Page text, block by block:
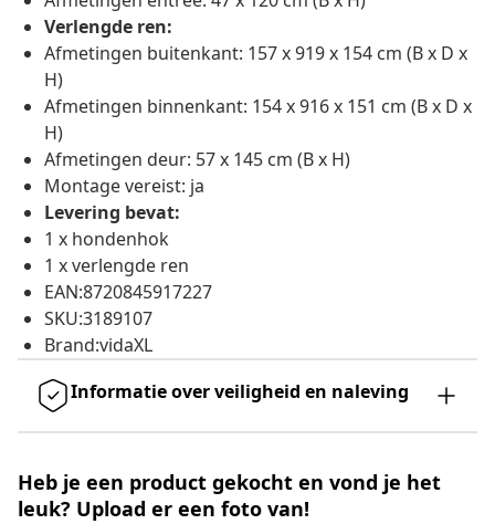
Verlengde ren:
Afmetingen buitenkant: 157 x 919 x 154 cm (B x D x
H)
Afmetingen binnenkant: 154 x 916 x 151 cm (B x D x
H)
Afmetingen deur: 57 x 145 cm (B x H)
Montage vereist: ja
Levering bevat:
1 x hondenhok
1 x verlengde ren
EAN:8720845917227
SKU:3189107
Brand:vidaXL
Informatie over veiligheid en naleving
Heb je een product gekocht en vond je het
leuk? Upload er een foto van!